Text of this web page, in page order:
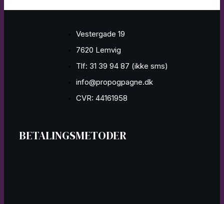
Vestergade 19
7620 Lemvig
Tlf: 31 39 94 87 (ikke sms)
info@propogpagne.dk
CVR: 44161958
BETALINGSMETODER